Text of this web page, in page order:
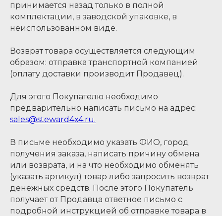
принимается назад только в полной
комплектации, в заводской упаковке, в
неиспользованном виде.
Возврат товара осуществляется следующим
образом: отправка транспортной компанией
(оплату доставки производит Продавец).
Для этого Покупателю необходимо
предварительно написать письмо на адрес:
sales@steward4x4.ru.
В письме необходимо указать ФИО, город
получения заказа, написать причину обмена
или возврата, и на что необходимо обменять
(указать артикул) товар либо запросить возврат
денежных средств. После этого Покупатель
получает от Продавца ответное письмо с
подробной инструкцией об отправке товара в